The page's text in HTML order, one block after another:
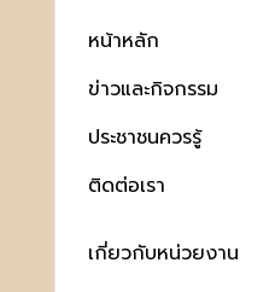
หน้าหลัก
ข่าวและกิจกรรม
ประชาชนควรรู้
ติดต่อเรา
เกี่ยวกับหน่วยงาน